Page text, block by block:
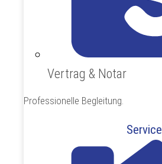
Vertrag & Notar
Professionelle Begleitung.
Service